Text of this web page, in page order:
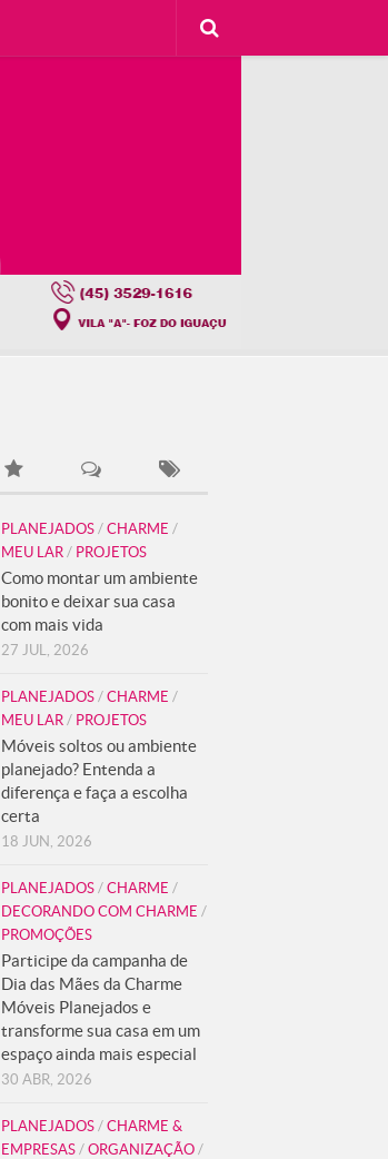
PLANEJADOS / CHARME /
MEU LAR / PROJETOS
Como montar um ambiente
bonito e deixar sua casa
com mais vida
27 JUL, 2026
PLANEJADOS / CHARME /
MEU LAR / PROJETOS
Móveis soltos ou ambiente
planejado? Entenda a
diferença e faça a escolha
certa
18 JUN, 2026
PLANEJADOS / CHARME /
DECORANDO COM CHARME /
PROMOÇÕES
Participe da campanha de
Dia das Mães da Charme
Móveis Planejados e
transforme sua casa em um
espaço ainda mais especial
30 ABR, 2026
PLANEJADOS / CHARME &
EMPRESAS / ORGANIZAÇÃO /